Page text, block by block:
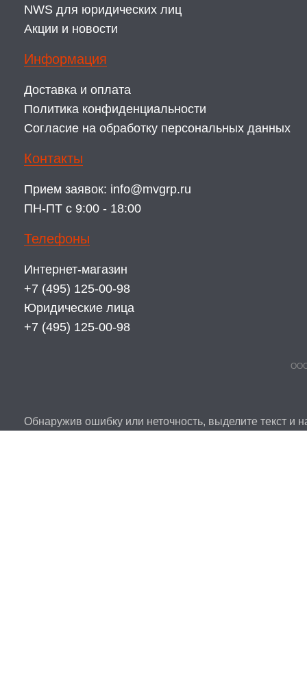
NWS для юридических лиц
Акции и новости
Информация
Доставка и оплата
Политика конфиденциальности
Согласие на обработку персональных данных
Контакты
Прием заявок: info@mvgrp.ru
ПН-ПТ с 9:00 - 18:00
Телефоны
Интернет-магазин
+7 (495) 125-00-98
Юридические лица
+7 (495) 125-00-98
ООО
Обнаружив ошибку или неточность, выделите текст и